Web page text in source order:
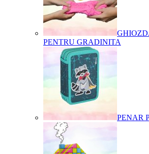
PENTRU GRADINITA
PENAR